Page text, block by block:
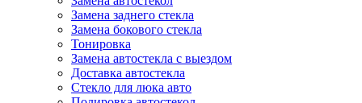
Замена заднего стекла
Замена бокового стекла
Тонировка
Замена автостекла с выездом
Доставка автостекла
Стекло для люка авто